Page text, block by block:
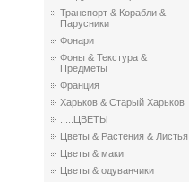
Транспорт & Корабли &
Парусники
Фонари
Фоны & Текстура &
Предметы
Франция
Харьков & Старый Харьков
.....ЦВЕТЫ
Цветы & Растения & Листья
Цветы & маки
Цветы & одуванчики